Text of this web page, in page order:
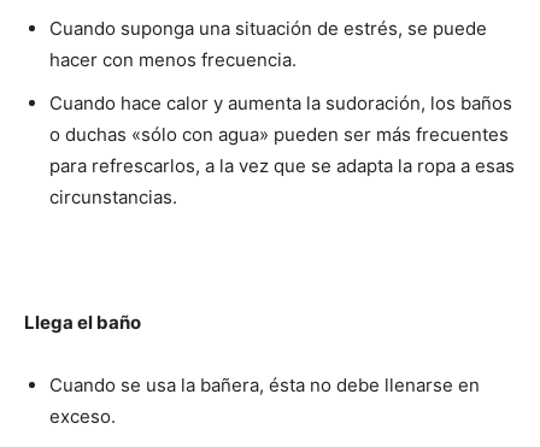
Cuando suponga una situación de estrés, se puede
hacer con menos frecuencia.
Cuando hace calor y aumenta la sudoración, los baños
o duchas «sólo con agua» pueden ser más frecuentes
para refrescarlos, a la vez que se adapta la ropa a esas
circunstancias.
Llega el baño
Cuando se usa la bañera, ésta no debe llenarse en
exceso.